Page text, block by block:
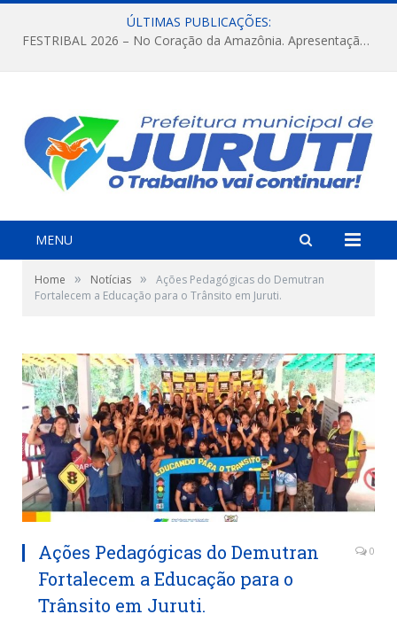
ÚLTIMAS PUBLICAÇÕES:
FESTRIBAL 2026 – No Coração da Amazônia. Apresentação da Munduruku.
MENU
Home » Notícias »
Ações Pedagógicas do Demutran
Fortalecem a Educação para o Trânsito em Juruti.
Ações Pedagógicas do Demutran
Fortalecem a Educação para o
Trânsito em Juruti.
0